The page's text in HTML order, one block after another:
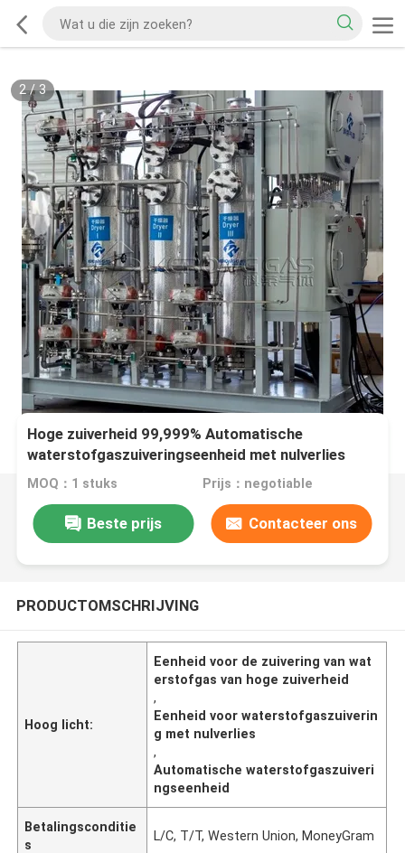
2/3
Hoge zuiverheid 99,999% Automatische
waterstofgaszuiveringseenheid met nulverlies
MOQ：1 stuks Prijs：negotiable
Beste prijs Contacteer ons
PRODUCTOMSCHRIJVING
Hoog licht:
Eenheid voor de zuivering van wat
erstofgas van hoge zuiverheid
,
Eenheid voor waterstofgaszuiverin
g met nulverlies
,
Automatische waterstofgaszuiveri
ngseenheid
Betalingsconditie
s
L/C, T/T, Western Union, MoneyGram